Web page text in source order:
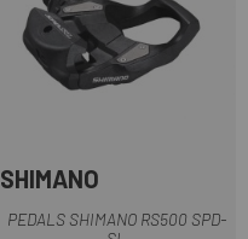
SHIMANO
PEDALS SHIMANO RS500 SPD-